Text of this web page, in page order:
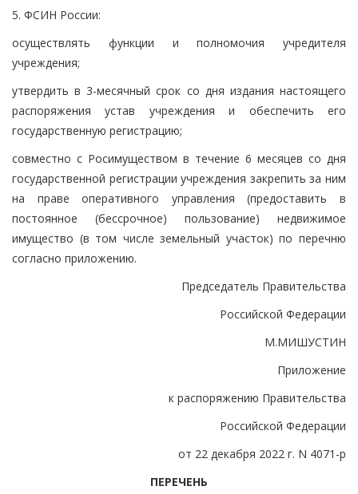
5. ФСИН России:
осуществлять функции и полномочия учредителя
учреждения;
утвердить в 3-месячный срок со дня издания настоящего
распоряжения устав учреждения и обеспечить его
государственную регистрацию;
совместно с Росимуществом в течение 6 месяцев со дня
государственной регистрации учреждения закрепить за ним
на праве оперативного управления (предоставить в
постоянное (бессрочное) пользование) недвижимое
имущество (в том числе земельный участок) по перечню
согласно приложению.
Председатель Правительства
Российской Федерации
М.МИШУСТИН
Приложение
к распоряжению Правительства
Российской Федерации
от 22 декабря 2022 г. N 4071-р
ПЕРЕЧЕНЬ